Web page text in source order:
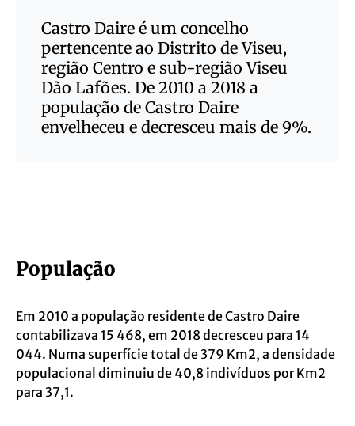
Castro Daire é um concelho
pertencente ao Distrito de Viseu,
região Centro e sub-região Viseu
Dão Lafões. De 2010 a 2018 a
população de Castro Daire
envelheceu e decresceu mais de 9%.
População
Em 2010 a população residente de Castro Daire
contabilizava 15 468, em 2018 decresceu para 14
044. Numa superfície total de 379 Km2, a densidade
populacional diminuiu de 40,8 indivíduos por Km2
para 37,1.